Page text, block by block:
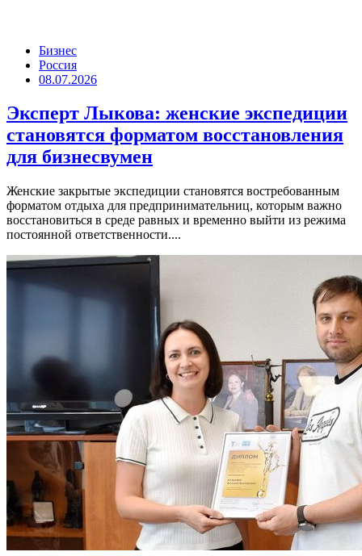
Бизнес
Россия
08.07.2026
Эксперт Лыкова: женские экспедиции
становятся форматом восстановления
для бизнесвумен
Женские закрытые экспедиции становятся востребованным
форматом отдыха для предпринимательниц, которым важно
восстановиться в среде равных и временно выйти из режима
постоянной ответственности....